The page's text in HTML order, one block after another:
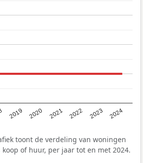
2019 2020 2021 2022 2023 2024
toont de verdeling van woningen
of huur, per jaar tot en met 2024.